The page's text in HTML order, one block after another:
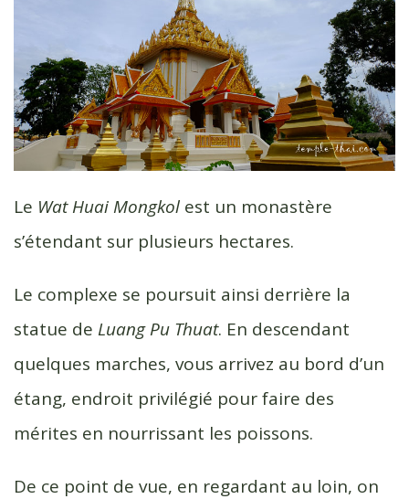
Le Wat Huai Mongkol est un monastère
s’étendant sur plusieurs hectares.
Le complexe se poursuit ainsi derrière la
statue de Luang Pu Thuat. En descendant
quelques marches, vous arrivez au bord d’un
étang, endroit privilégié pour faire des
mérites en nourrissant les poissons.
De ce point de vue, en regardant au loin, on